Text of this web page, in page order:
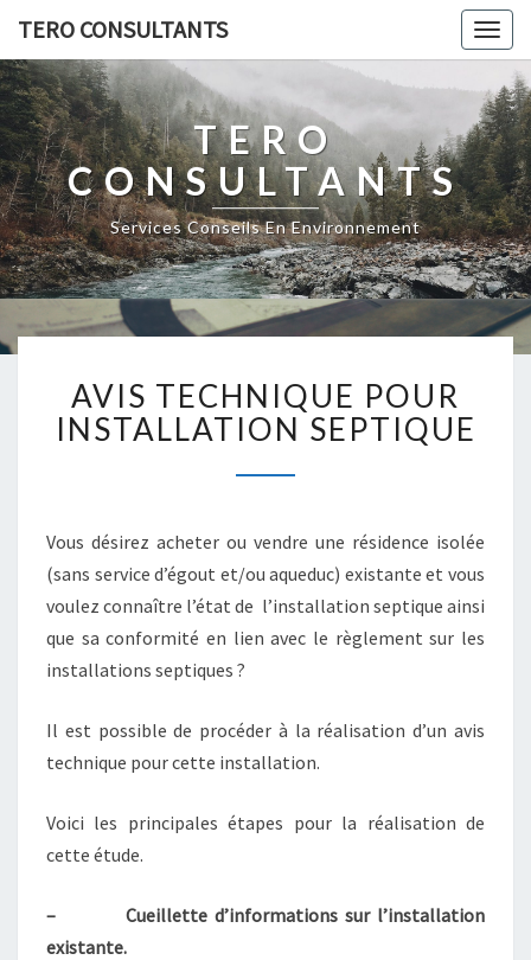
TERO CONSULTANTS
TERO
CONSULTANTS
Services Conseils En Environnement
TECHNIQUE
POUR
INSTALLATION
SEPTIQUE
AVIS TECHNIQUE POUR
INSTALLATION SEPTIQUE
Vous désirez acheter ou vendre une résidence isolée
(sans service d’égout et/ou aqueduc) existante et vous
voulez connaître l’état de l’installation septique ainsi
que sa conformité en lien avec le règlement sur les
installations septiques ?
Il est possible de procéder à la réalisation d’un avis
technique pour cette installation.
Voici les principales étapes pour la réalisation de
cette étude.
– ​Cueillette d’informations sur l’installation
existante.